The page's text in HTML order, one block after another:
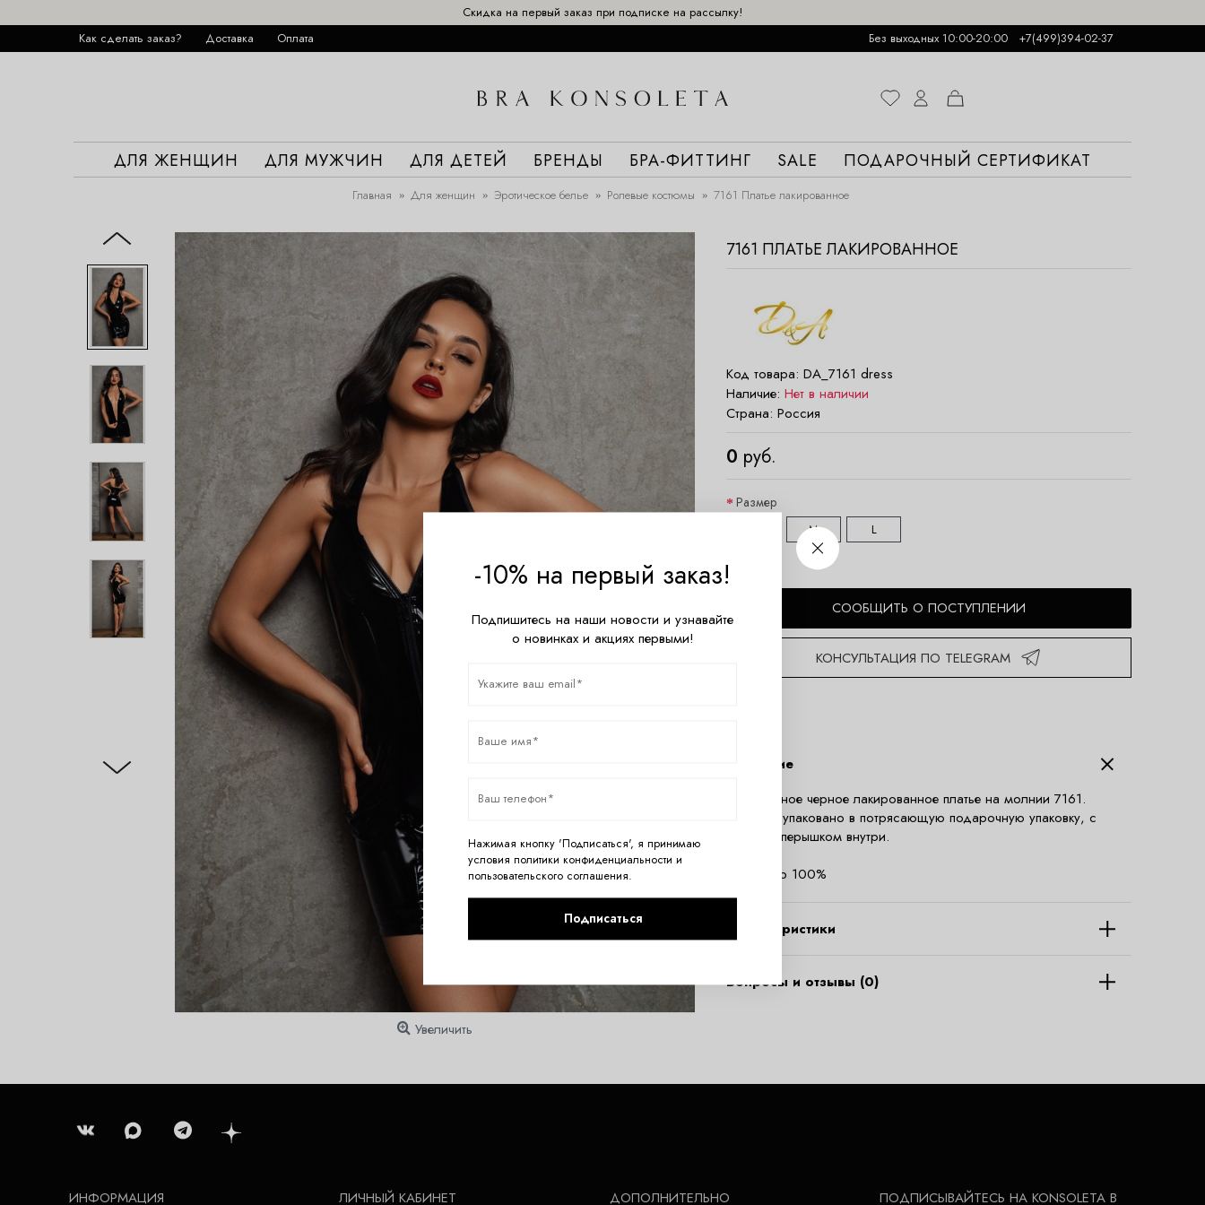
Скидка на первый заказ при подписке на рассылку!
Как сделать заказ?
Доставка Оплата Без выходных 10:00-20:00 +7(499)394-02-37
ДЛЯ ЖЕНЩИН ДЛЯ МУЖЧИН ДЛЯ ДЕТЕЙ БРЕНДЫ БРА-ФИТТИНГ SALE ПОДАРОЧНЫЙ СЕРТИФИКАТ
Главная Для женщин Эротическое белье Ролевые костюмы 7161 Платье лакированное
Увеличить
7161 ПЛАТЬЕ ЛАКИРОВАННОЕ
Код товара: DA_7161 dress
Наличие: Нет в наличии
Страна: Россия
0 руб.
Размер
M L
СООБЩИТЬ О ПОСТУПЛЕНИИ
КОНСУЛЬТАЦИЯ ПО TELEGRAM
Описание
Сексуальное черное лакированное платье на молнии 7161.
Изделие упаковано в потрясающую подарочную упаковку, с
игривым перышком внутри.
полиэстер 100%
Характеристики
Вопросы и отзывы (0)
ИНФОРМАЦИЯ ЛИЧНЫЙ КАБИНЕТ ДОПОЛНИТЕЛЬНО ПОДПИСЫВАЙТЕСЬ НА KONSOLETA В
-10% на первый заказ!
Подпишитесь на наши новости и узнавайте
о новинках и акциях первыми!
Нажимая кнопку 'Подписаться', я принимаю
условия политики конфиденциальности и
пользовательского соглашения.
Подписаться